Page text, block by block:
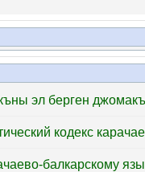
эл берген
кодекс
балкарскому